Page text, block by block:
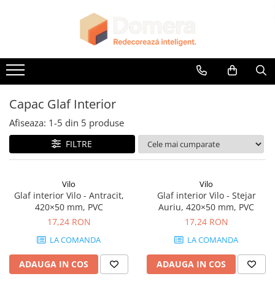
Toate Produsele
Parchet
Parchet SPC
Riflaje Decorative
Riflaj exterior
Riflaje Interioare
Glafuri
Glafuri Exterioare
Plinte, Plinte PVC, Plinte MDF
Plinte PVC
Plinte MDF Premium
Accesorii Plinte
Capac Glaf Interior
Afiseaza: 1-5 din 5 produse
FILTRE
Vilo
Glaf interior Vilo - Antracit,
420×50 mm, PVC
17,24 RON
LA COMANDA
ADAUGA IN COS
Vilo
Glaf interior Vilo - Stejar
Auriu, 420×50 mm, PVC
17,24 RON
LA COMANDA
ADAUGA IN COS